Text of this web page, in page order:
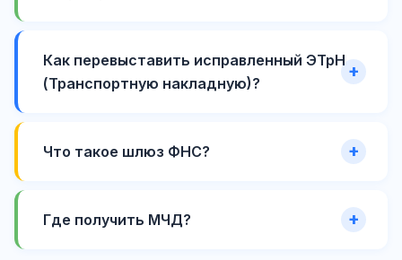
Как перевыставить исправленный ЭТрН
(Транспортную накладную)?
Что такое шлюз ФНС?
Где получить МЧД?